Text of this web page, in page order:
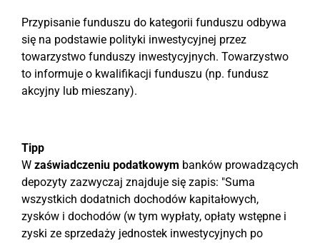
Przypisanie funduszu do kategorii funduszu odbywa
się na podstawie polityki inwestycyjnej przez
towarzystwo funduszy inwestycyjnych. Towarzystwo
to informuje o kwalifikacji funduszu (np. fundusz
akcyjny lub mieszany).
Tipp
W zaświadczeniu podatkowym banków prowadzących
depozyty zazwyczaj znajduje się zapis: "Suma
wszystkich dodatnich dochodów kapitałowych,
zysków i dochodów (w tym wypłaty, opłaty wstępne i
zyski ze sprzedaży jednostek inwestycyjnych po